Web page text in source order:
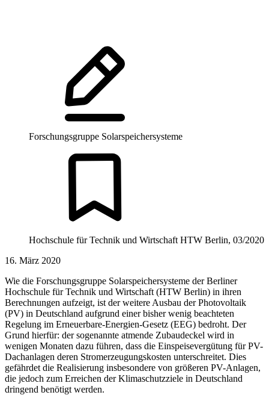
Forschungsgruppe Solarspeichersysteme
Hochschule für Technik und Wirtschaft HTW Berlin, 03/2020
16. März 2020
Wie die Forschungsgruppe Solarspeichersysteme der Berliner
Hochschule für Technik und Wirtschaft (HTW Berlin) in ihren
Berechnungen aufzeigt, ist der weitere Ausbau der Photovoltaik
(PV) in Deutschland aufgrund einer bisher wenig beachteten
Regelung im Erneuerbare-Energien-Gesetz (EEG) bedroht. Der
Grund hierfür: der sogenannte atmende Zubaudeckel wird in
wenigen Monaten dazu führen, dass die Einspeisevergütung für PV-
Dachanlagen deren Stromerzeugungskosten unterschreitet. Dies
gefährdet die Realisierung insbesondere von größeren PV-Anlagen,
die jedoch zum Erreichen der Klimaschutzziele in Deutschland
dringend benötigt werden.